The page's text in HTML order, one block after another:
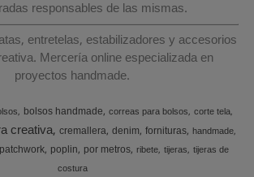
responsables de las mismas.
entretelas, estabilizadores y accesorios
Mercería online especializada en
proyectos handmade.
bolsos handmade correas para bolsos corte tela
creativa cremallera denim fornituras handmade
patchwork poplin por metros ribete tijeras tijeras de
costura